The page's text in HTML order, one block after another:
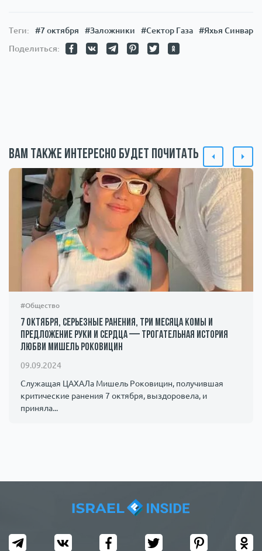
Теги: #7 октября #Заложники #Сектор Газа
#Яхья Синвар
Поделиться:
Вам также интересно будет почитать
#Общество
7 октября, серьезные ранения, три месяца комы и
предложение руки и сердца — трогательная история
любви Мишель Роковицин
09.09.2024
Служащая ЦАХАЛа Мишель Роковицин, получившая
критические ранения 7 октября, выздоровела, и
приняла...